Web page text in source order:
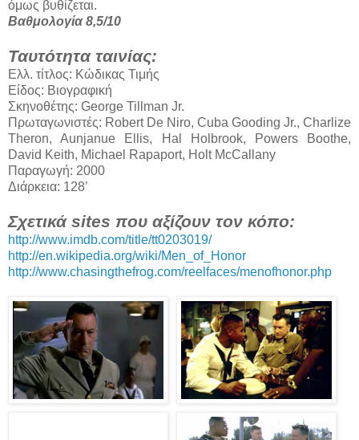
όμως βυθίζεται.
Βαθμολογία 8,5/10
Ταυτότητα ταινίας:
Ελλ. τίτλος: Κώδικας Τιμής
Είδος: Βιογραφική
Σκηνοθέτης: George Tillman Jr.
Πρωταγωνιστές: Robert De Niro, Cuba Gooding Jr., Charlize
Theron, Aunjanue Ellis, Hal Holbrook, Powers Boothe,
David Keith, Michael Rapaport, Holt McCallany
Παραγωγή: 2000
Διάρκεια: 128’
Σχετικά sites που αξίζουν τον κόπο:
http://www.imdb.com/title/tt0203019/
http://en.wikipedia.org/wiki/Men_of_Honor
http://www.chasingthefrog.com/reelfaces/menofhonor.php